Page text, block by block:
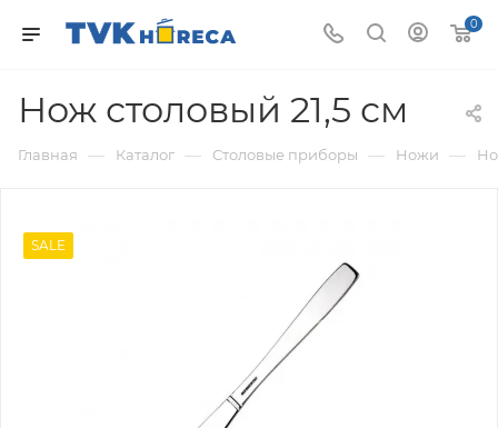
0
Нож столовый 21,5 см
Главная — Каталог — Столовые приборы — Ножи —
SALE